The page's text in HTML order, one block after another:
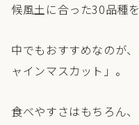
候風土に合った30品種
中でもおすすめなのが
ャインマスカット」。
食べやすさはもちろん